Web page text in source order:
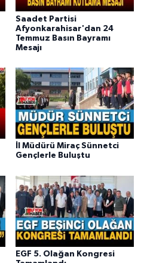
Saadet Partisi
Afyonkarahisar'dan 24
Temmuz Basın Bayramı
Mesajı
İl Müdürü Miraç Sünnetci
Gençlerle Buluştu
EGF 5. Olağan Kongresi